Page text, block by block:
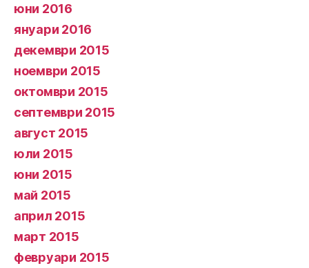
юни 2016
януари 2016
декември 2015
ноември 2015
октомври 2015
септември 2015
август 2015
юли 2015
юни 2015
май 2015
април 2015
март 2015
февруари 2015